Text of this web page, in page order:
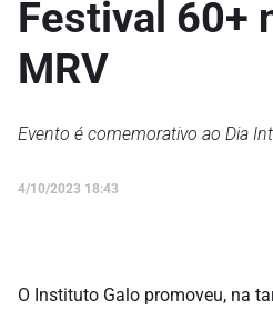
Festival 60+
MRV
Evento é comemorativo ao Dia
4/10/2023 18:43
O Instituto Galo promoveu, na